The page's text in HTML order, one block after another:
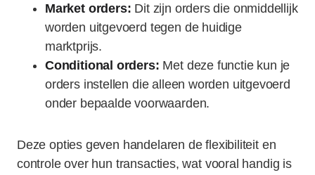
Market orders: Dit zijn orders die onmiddellijk
worden uitgevoerd tegen de huidige
marktprijs.
Conditional orders: Met deze functie kun je
orders instellen die alleen worden uitgevoerd
onder bepaalde voorwaarden.
Deze opties geven handelaren de flexibiliteit en
controle over hun transacties, wat vooral handig is